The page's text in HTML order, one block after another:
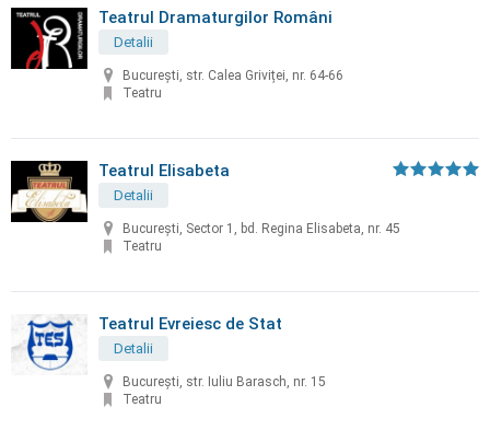
Teatrul Dramaturgilor Români
Detalii
București, str. Calea Griviței, nr. 64-66
Teatru
Teatrul Elisabeta
Detalii
Bucureşti, Sector 1, bd. Regina Elisabeta, nr. 45
Teatru
Teatrul Evreiesc de Stat
Detalii
București, str. Iuliu Barasch, nr. 15
Teatru